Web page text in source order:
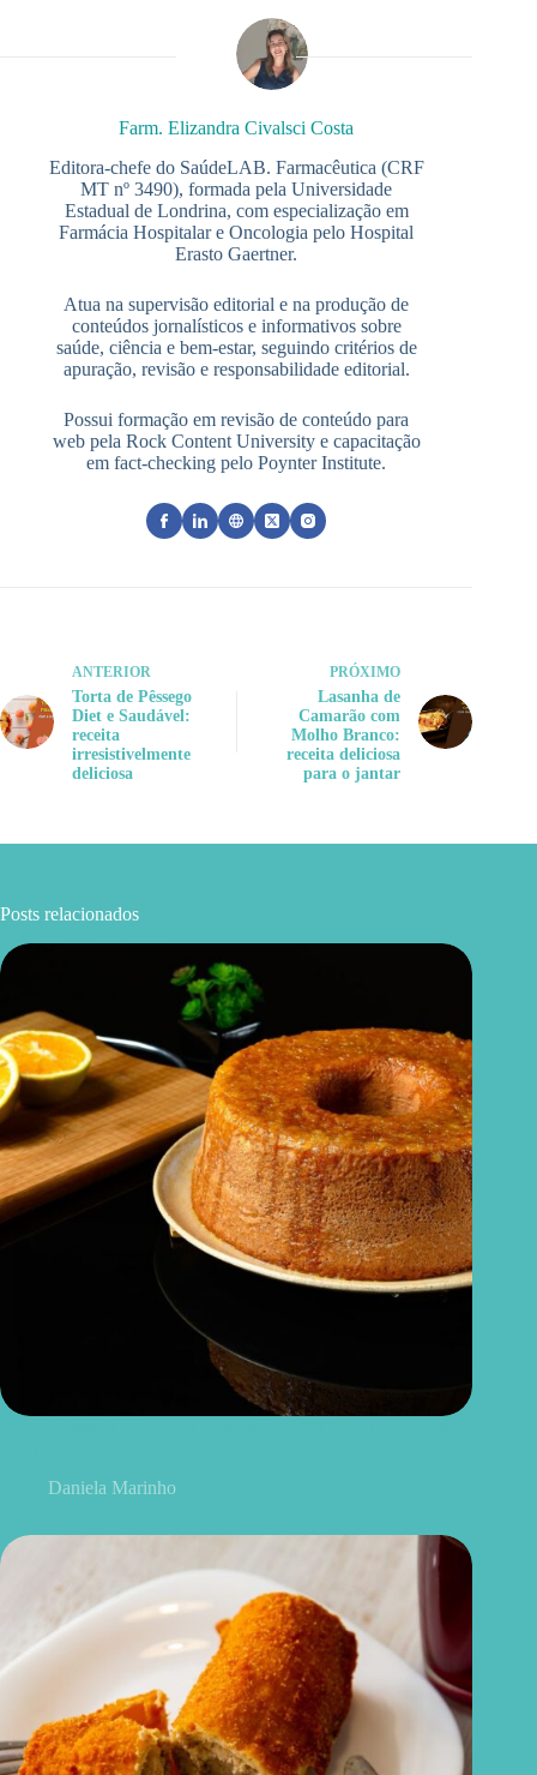
Farm. Elizandra Civalsci Costa
Editora-chefe do SaúdeLAB. Farmacêutica (CRF
MT nº 3490), formada pela Universidade
Estadual de Londrina, com especialização em
Farmácia Hospitalar e Oncologia pelo Hospital
Erasto Gaertner.
Atua na supervisão editorial e na produção de
conteúdos jornalísticos e informativos sobre
saúde, ciência e bem-estar, seguindo critérios de
apuração, revisão e responsabilidade editorial.
Possui formação em revisão de conteúdo para
web pela Rock Content University e capacitação
em fact-checking pelo Poynter Institute.
ANTERIOR
Torta de Pêssego
Diet e Saudável:
receita
irresistivelmente
deliciosa
PRÓXIMO
Lasanha de
Camarão com
Molho Branco:
receita deliciosa
para o jantar
Posts relacionados
Daniela Marinho